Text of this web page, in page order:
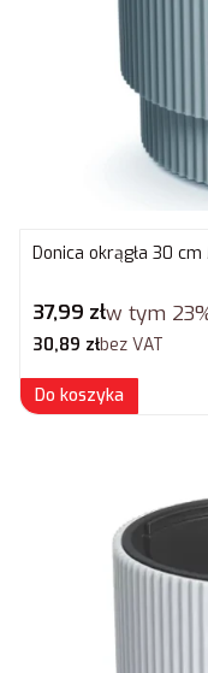
Donica okrągła 30
Cena brutto
37,99 złw tym
Cena netto
30,89 złbez VAT
Do koszyka